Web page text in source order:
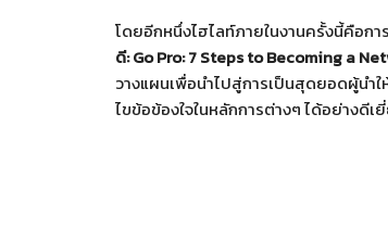
โดยอีกหนึ่งไฮไลท์ภายในงานครั้งนี้คือก
ดี: Go Pro: 7 Steps to Becoming a
วางแผนเพื่อนำไปสู่การเป็นสุดยอดผู้นำ
ไขข้อข้องใจในหลักการต่างๆ ได้อย่างดี